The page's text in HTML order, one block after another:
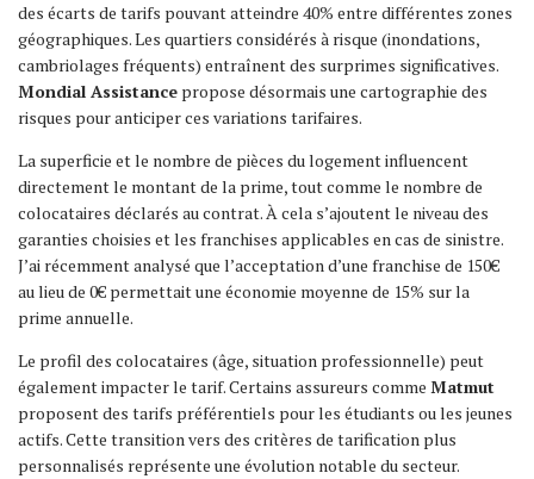
des écarts de tarifs pouvant atteindre 40% entre différentes zones
géographiques. Les quartiers considérés à risque (inondations,
cambriolages fréquents) entraînent des surprimes significatives.
Mondial Assistance propose désormais une cartographie des
risques pour anticiper ces variations tarifaires.
La superficie et le nombre de pièces du logement influencent
directement le montant de la prime, tout comme le nombre de
colocataires déclarés au contrat. À cela s’ajoutent le niveau des
garanties choisies et les franchises applicables en cas de sinistre.
J’ai récemment analysé que l’acceptation d’une franchise de 150€
au lieu de 0€ permettait une économie moyenne de 15% sur la
prime annuelle.
Le profil des colocataires (âge, situation professionnelle) peut
également impacter le tarif. Certains assureurs comme Matmut
proposent des tarifs préférentiels pour les étudiants ou les jeunes
actifs. Cette transition vers des critères de tarification plus
personnalisés représente une évolution notable du secteur.